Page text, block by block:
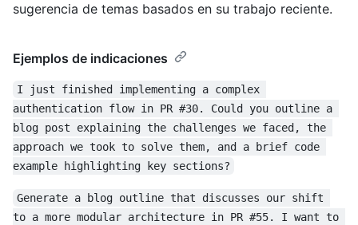
sugerencia de temas basados en su trabajo reciente.
Ejemplos de indicaciones
I just finished implementing a complex
authentication flow in PR #30. Could you outline a
blog post explaining the challenges we faced, the
approach we took to solve them, and a brief code
example highlighting key sections?
Generate a blog outline that discusses our shift
to a more modular architecture in PR #55. I want to